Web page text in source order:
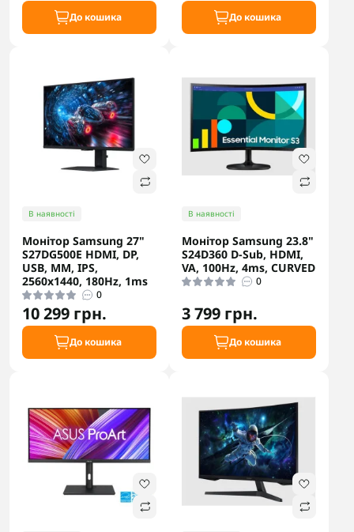
До кошика До кошика
В наявності
Монітор Samsung 27"
S27DG500E HDMI, DP,
USB, MM, IPS,
2560x1440, 180Hz, 1ms
0
10 299 грн.
До кошика
В наявності
Монітор Samsung 23.8"
S24D360 D-Sub, HDMI,
VA, 100Hz, 4ms, CURVED
0
3 799 грн.
До кошика